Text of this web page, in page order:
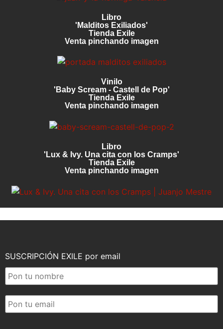
Libro
'Malditos Exiliados'
Tienda Exile
Venta pinchando imagen
Vinilo
'Baby Scream - Castell de Pop'
Tienda Exile
Venta pinchando imagen
Libro
'Lux & Ivy. Una cita con los Cramps'
Tienda Exile
Venta pinchando imagen
SUSCRIPCIÓN EXILE por email